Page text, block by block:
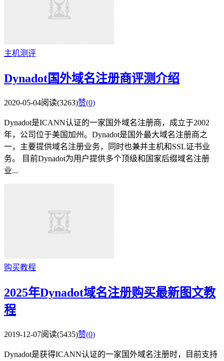
主机测评
Dynadot国外域名注册商评测介绍
2020-05-04阅读(3263)赞(0)
Dynadot是ICANN认证的一家国外域名注册商，成立于2002
年，公司位于美国加州。Dynadot是国外最大域名注册商之
一，主要提供域名注册业务，同时也兼并主机和SSL证书业
务。 目前Dynadot为用户提供多个顶级和国家后缀域名注册
业...
购买教程
2025年Dynadot域名注册购买最新图文教
程
2019-12-07阅读(5435)赞(0)
Dynadot是获得ICANN认证的一家国外域名注册时，目前支持